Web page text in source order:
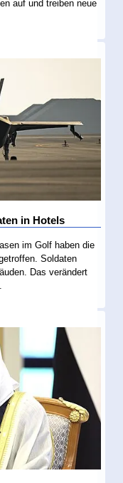
auf und treiben neue
in Hotels
im Golf haben die
Soldaten
Das verändert